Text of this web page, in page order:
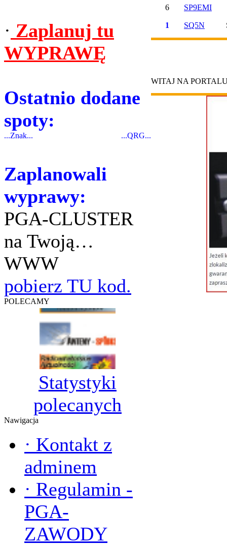
· Zaplanuj tu
WYPRAWĘ
Ostatnio dodane
spoty:
...Znak... ...QRG...
Zaplanowali
wyprawy:
PGA-CLUSTER
na Twoją…
WWW
pobierz TU kod.
POLECAMY
Statystyki
polecanych
Nawigacja
· Kontakt z
adminem
· Regulamin -
PGA-
ZAWODY
6
SP9EMI
1 SQ5N
WITAJ NA